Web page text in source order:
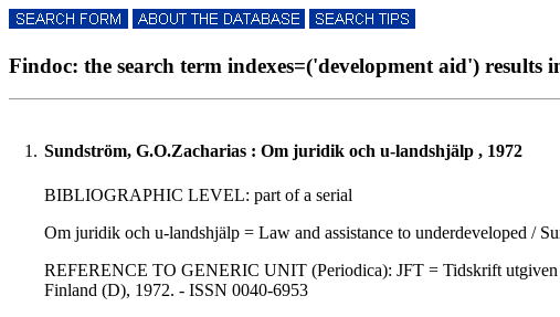
Findoc: the search term indexes=('development aid') results
1. Sundström, G.O.Zacharias : Om juridik och u-landshjälp , 1972
BIBLIOGRAPHIC LEVEL: part of a serial
Om juridik och u-landshjälp = Law and assistance to underdeveloped /
REFERENCE TO GENERIC UNIT (Periodica): JFT = Tidskrift utgiven
Finland (D), 1972. - ISSN 0040-6953